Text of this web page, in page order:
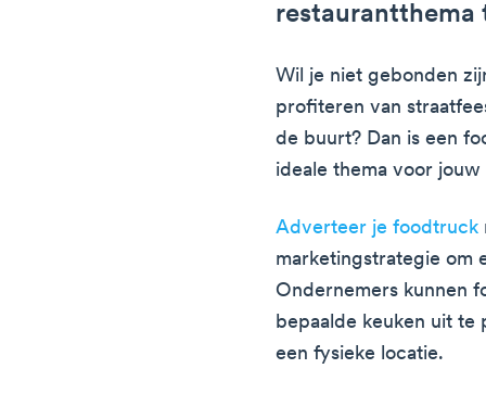
restaurantthema
Wil je niet gebonden
profiteren van
de buurt? Dan is een
ideale thema voor
Adverteer je foodtruck
marketingstrategie om
Ondernemers kunnen
bepaalde keuken uit
een fysieke locatie.